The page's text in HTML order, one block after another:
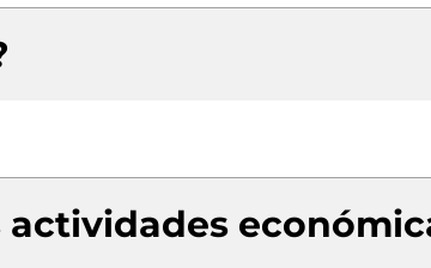
actividades